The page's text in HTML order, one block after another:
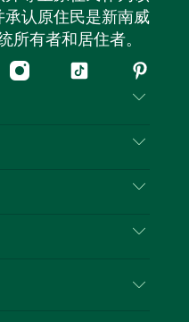
认原住民是新南威
所有者和居住者。
Instagram
抖